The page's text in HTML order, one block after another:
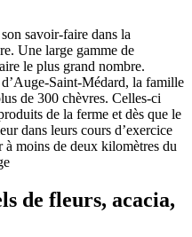
savoir-faire dans la
Une large gamme de
le plus grand nombre.
Saint-Médard, la famille
de 300 chèvres. Celles-ci
de la ferme et dès que le
dans leurs cours d’exercice
moins de deux kilomètres du
de fleurs, acacia,